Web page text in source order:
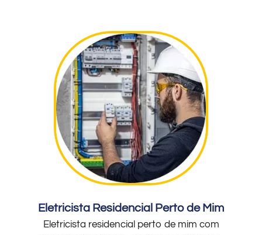
Eletricista Residencial Perto de Mim
Eletricista residencial perto de mim com